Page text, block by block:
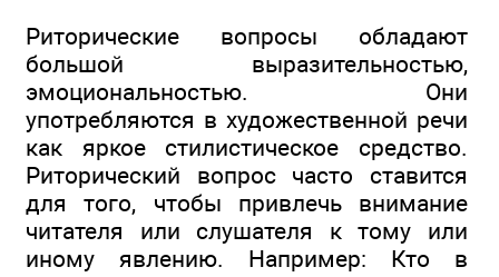
Риторические вопросы обладают
большой выразительностью,
эмоциональностью. Они
употребляются в художественной речи
как яркое стилистическое средство.
Риторический вопрос часто ставится
для того, чтобы привлечь внимание
читателя или слушателя к тому или
иному явлению. Например: Кто в